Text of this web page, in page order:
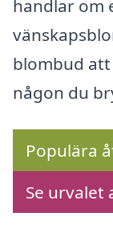
handlar om
blombud
någon du
Populära
Se urvalet